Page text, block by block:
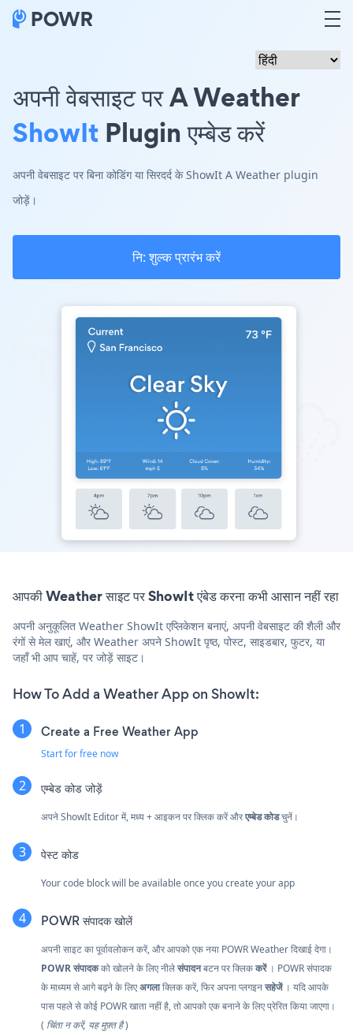
अपनी वेबसाइट पर A Weather
ShowIt Plugin एम्बेड करें
अपनी वेबसाइट पर बिना कोडिंग या सिरदर्द के ShowIt A Weather plugin
जोड़ें।
नि: शुल्क प्रारंभ करें
आपकी Weather साइट पर ShowIt एंबेड करना कभी आसान नहीं रहा
अपनी अनुकूलित Weather ShowIt एप्लिकेशन बनाएं, अपनी वेबसाइट की शैली और
रंगों से मेल खाएं, और Weather अपने ShowIt पृष्ठ, पोस्ट, साइडबार, फुटर, या
जहाँ भी आप चाहें, पर जोड़ें साइट।
How To Add a Weather App on ShowIt:
Create a Free Weather App
Start for free now
एम्बेड कोड जोड़ें
अपने ShowIt Editor में, मध्य + आइकन पर क्लिक करें औरएम्बेड कोडचुनें।
पेस्ट कोड
Your code block will be available once you create your app
POWR संपादक खोलें
अपनी साइट का पूर्वावलोकन करें, और आपको एक नया POWR Weather दिखाई देगा।
POWR संपादकको खोलने के लिए नीलेसंपादनबटन पर क्लिककरें। POWR संपादक
के माध्यम से आगे बढ़ने के लिएअगलाक्लिक करें, फिर अपना प्लगइनसहेजें। यदि आपके
पास पहले से कोई POWR खाता नहीं है, तो आपको एक बनाने के लिए प्रेरित किया जाएगा।
( चिंता न करें, यह मुफ़्त है)